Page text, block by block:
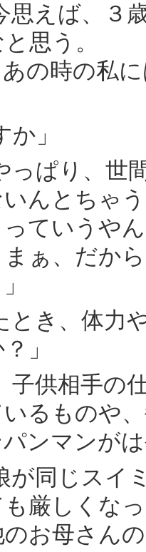
思えば、３
思う。
の時の私
」
っぱり、世
んとちゃ
ていうや
ぁ、だか
とき、体力
」
子供相手の
るものや
ンマンが
が同じスイ
厳しくな
お母さん